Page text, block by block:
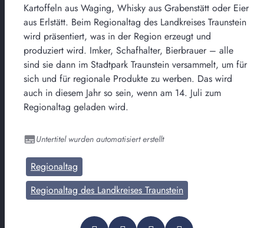
Kartoffeln aus Waging, Whisky aus Grabenstätt oder Eier
aus Erlstätt. Beim Regionaltag des Landkreises Traunstein
wird präsentiert, was in der Region erzeugt und
produziert wird. Imker, Schafhalter, Bierbrauer – alle
sind sie dann im Stadtpark Traunstein versammelt, um für
sich und für regionale Produkte zu werben. Das wird
auch in diesem Jahr so sein, wenn am 14. Juli zum
Regionaltag geladen wird.
Untertitel wurden automatisiert erstellt
Regionaltag
Regionaltag des Landkreises Traunstein